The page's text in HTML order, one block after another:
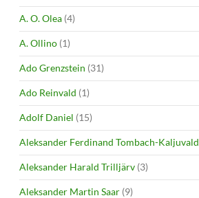
A. O. Olea (4)
A. Ollino (1)
Ado Grenzstein (31)
Ado Reinvald (1)
Adolf Daniel (15)
Aleksander Ferdinand Tombach-Kaljuvald
Aleksander Harald Trilljärv (3)
Aleksander Martin Saar (9)